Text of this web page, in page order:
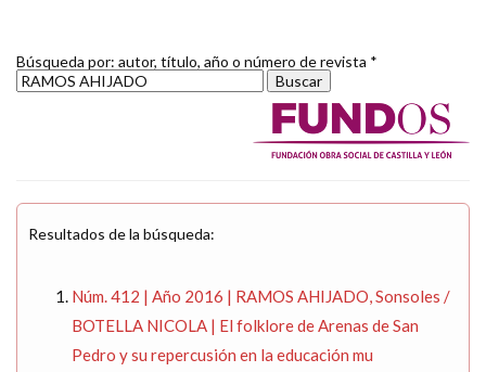
Búsqueda por: autor, título, año o número de revista *
Resultados de la búsqueda:
Núm. 412 | Año 2016 | RAMOS AHIJADO, Sonsoles /
BOTELLA NICOLA | El folklore de Arenas de San
Pedro y su repercusión en la educación mu